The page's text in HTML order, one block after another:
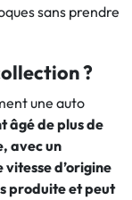
sans prendre
?
une auto
âgé de plus de
avec un
d’origine
produite et peut